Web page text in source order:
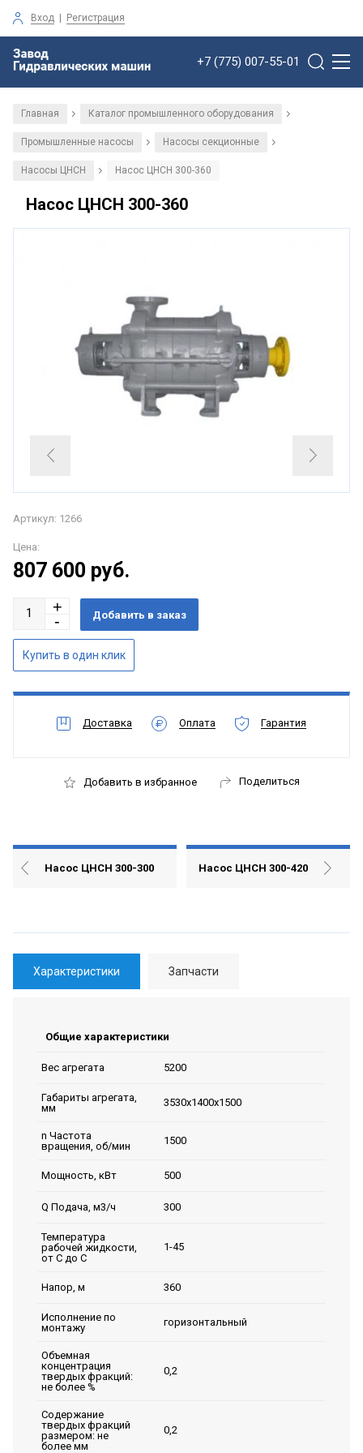
Вход | Регистрация
+7 (775) 007-55-01
Главная / Каталог промышленного оборудования /
Промышленные насосы / Насосы секционные /
Насосы ЦНСН / Насос ЦНСН 300-360
Насос ЦНСН 300-360
Артикул: 1266
Цена:
807 600 руб.
Доставка Оплата Гарантия
Добавить в избранное Поделиться
Насос ЦНСН 300-300 Насос ЦНСН 300-420
Характеристики Запчасти
Общие характеристики
Вес агрегата 5200
Габариты агрегата,
мм
3530х1400х1500
n Частота
вращения, об/мин
1500
Мощность, кВт 500
Q Подача, м3/ч 300
Температура
рабочей жидкости,
от С до С
1-45
Напор, м 360
Исполнение по
монтажу
горизонтальный
Объемная
концентрация
твердых фракций:
не более %
0,2
Содержание
твердых фракций
размером: не
более мм
0,2